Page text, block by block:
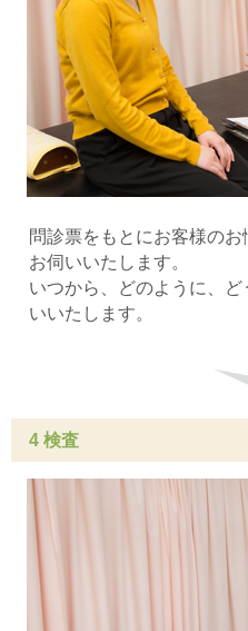
問診票をもとにお客様の
お伺いいたします。
いつから、どのように、
いいたします。
4 検査